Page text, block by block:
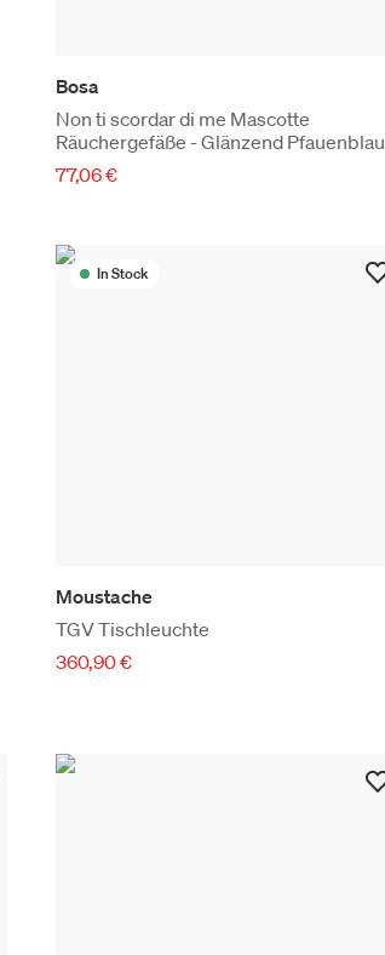
Bosa
Non ti scordar di me Mascotte
Räuchergefäße - Glänzend Pfauenblau
77,06 €
In Stock
Moustache
TGV Tischleuchte
360,90 €